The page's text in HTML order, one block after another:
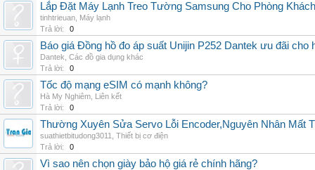
Lắp Đặt Máy Lạnh Treo Tường Samsung Cho Phòng Khách
tinhtrieuan Máy lạnh
Trả lời:
0
Báo giá Đồng hồ đo áp suất Unijin P252 Dantek ưu đãi cho
Dantek Các đồ gia dụng khác
Trả lời:
0
Tốc độ mạng eSIM có mạnh không?
Hà My Nghiêm Liên kết
Trả lời:
0
Thường Xuyên Sửa Servo Lỗi Encoder,Nguyên Nhân Mất
suathietbitudong3011
Thiết bị cơ điện
Trả lời:
0
Vì sao nên chọn giày bảo hộ giá rẻ chính hãng?